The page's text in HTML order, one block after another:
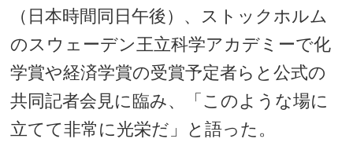
（日本時間同日午後）、ストックホルム
のスウェーデン王立科学アカデミーで化
学賞や経済学賞の受賞予定者らと公式の
共同記者会見に臨み、「このような場に
立てて非常に光栄だ」と語った。